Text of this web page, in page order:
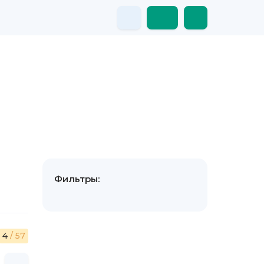
4 / 57
Фильтры: